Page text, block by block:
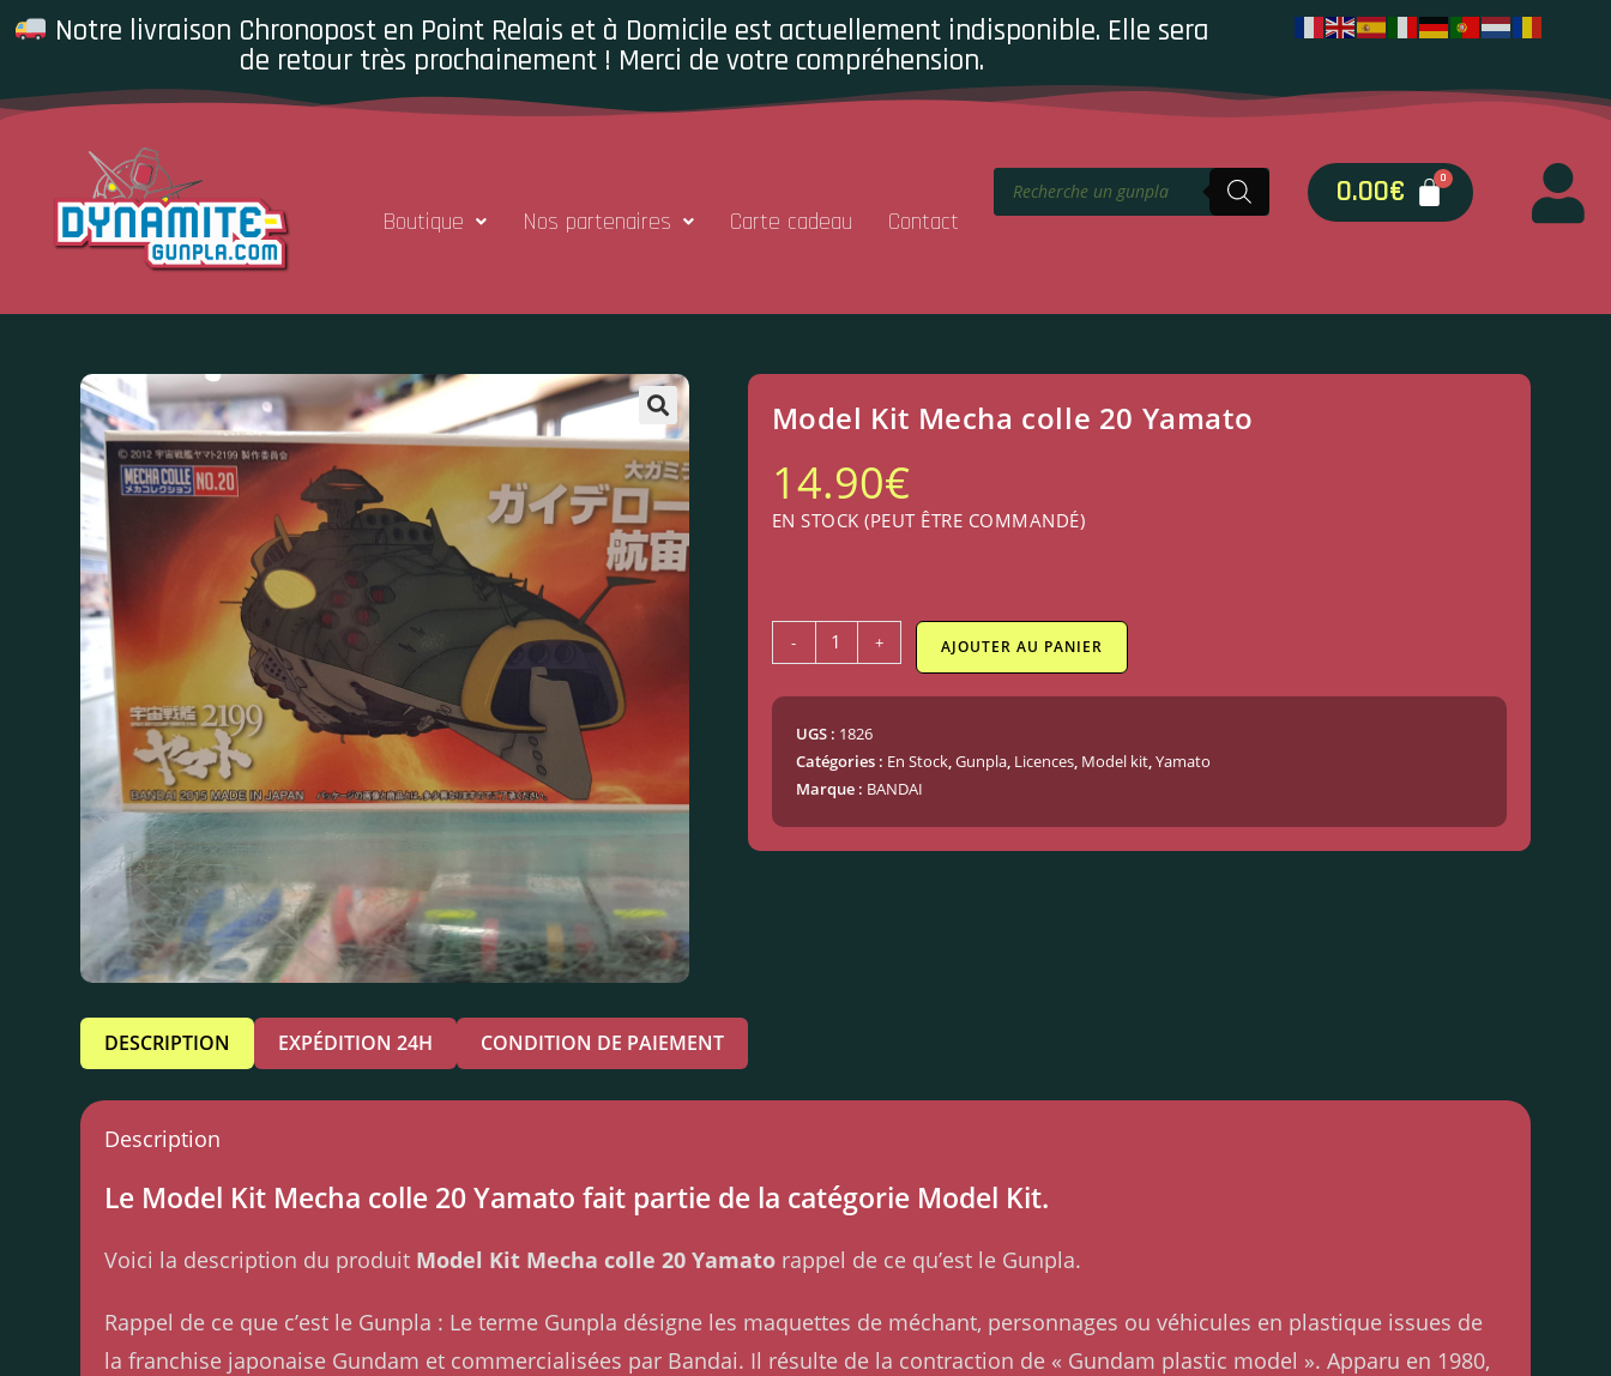
Notre livraison Chronopost en Point Relais et à Domicile est actuellement indisponible. Elle sera
de retour très prochainement ! Merci de votre compréhension.
Boutique Nos partenaires Carte cadeau Contact
0.00€
Model Kit Mecha colle 20 Yamato
14.90€
EN STOCK (PEUT ÊTRE COMMANDÉ)
- + AJOUTER AU PANIER
UGS : 1826
Catégories : En Stock, Gunpla, Licences, Model kit, Yamato
Marque : BANDAI
DESCRIPTION EXPÉDITION 24H CONDITION DE PAIEMENT
Description
Le Model Kit Mecha colle 20 Yamato fait partie de la catégorie Model Kit.
Voici la description du produit Model Kit Mecha colle 20 Yamato rappel de ce qu’est le Gunpla.
Rappel de ce que c’est le Gunpla : Le terme Gunpla désigne les maquettes de méchant, personnages ou véhicules en plastique issues de
la franchise japonaise Gundam et commercialisées par Bandai. Il résulte de la contraction de « Gundam plastic model ». Apparu en 1980,